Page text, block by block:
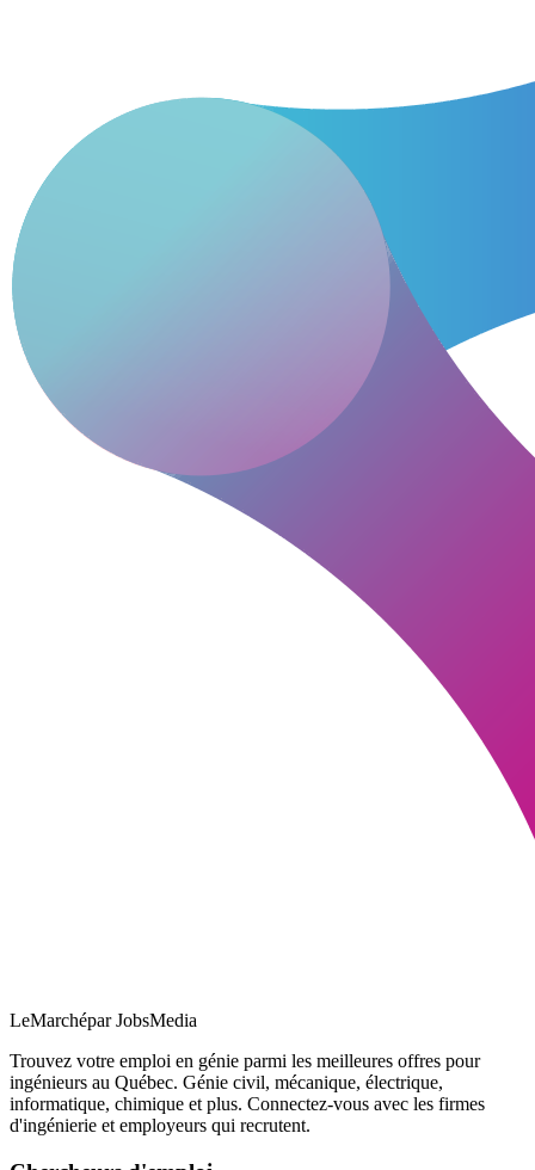
LeMarchépar JobsMedia
Trouvez votre emploi en génie parmi les meilleures offres pour
ingénieurs au Québec. Génie civil, mécanique, électrique,
informatique, chimique et plus. Connectez-vous avec les firmes
d'ingénierie et employeurs qui recrutent.